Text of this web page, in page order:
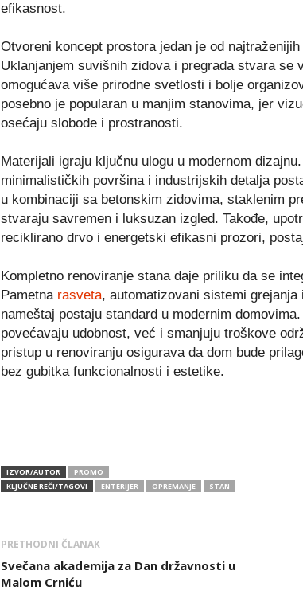
efikasnost.
Otvoreni koncept prostora jedan je od
Uklanjanjem suvišnih zidova i pregrada stvara se
omogućava više prirodne svetlosti i bolje
posebno je popularan u manjim stanovima, jer
osećaju slobode i prostranosti.
Materijali igraju ključnu ulogu u modernom
minimalističkih površina i industrijskih detalja
u kombinaciji sa betonskim zidovima, staklenim
stvaraju savremen i luksuzan izgled. Takođe,
reciklirano drvo i energetski efikasni prozori,
Kompletno renoviranje stana daje priliku da se
Pametna rasveta, automatizovani sistemi
nameštaj postaju standard u modernim
povećavaju udobnost, već i smanjuju troškove
pristup u renoviranju osigurava da dom bude
bez gubitka funkcionalnosti i estetike.
IZVOR/AUTOR
PROMO
KLJUČNE REČI/TAGOVI
ENTERIJER OPREMANJE STAN
PRETHODNI ČLANAK
Svečana akademija za Dan državnosti u
Malom Crniću